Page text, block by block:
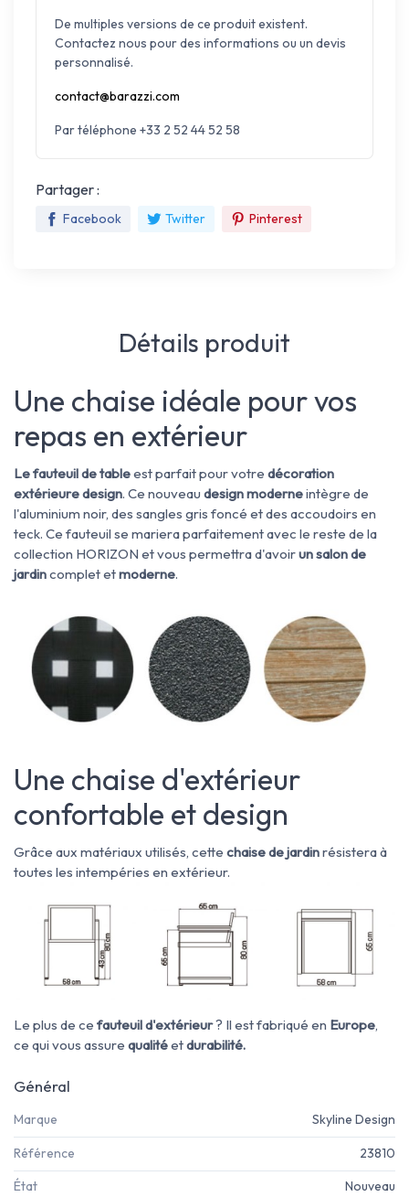
De multiples versions de ce produit existent.
Contactez nous pour des informations ou un devis
personnalisé.
contact@barazzi.com
Par téléphone +33 2 52 44 52 58
Partager :
Facebook Twitter Pinterest
Détails produit
Une chaise idéale pour vos
repas en extérieur
Le fauteuil de tableest parfait pour votre décoration
extérieuredesign. Ce nouveau design moderneintègre de
l'aluminium noir, des sangles gris foncé et des accoudoirs en
teck. Ce fauteuil se mariera parfaitement avec le reste de la
collection HORIZON et vous permettra d'avoirun salon de
jardincomplet etmoderne.
Une chaise d'extérieur
confortable et design
Grâce aux matériaux utilisés, cette chaise de jardinrésistera à
toutes les intempéries en extérieur.
Le plus de ce fauteuil d'extérieur? Il est fabriqué en Europe,
ce qui vous assure qualitéetdurabilité.
Général
Marque Skyline Design
Référence 23810
État Nouveau